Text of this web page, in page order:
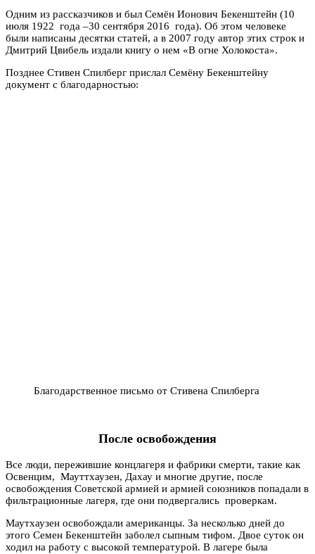
Одним из рассказчиков и был Семён Ионович Бекенштейн (10
июля 1922 года –30 сентября 2016 года). Об этом человеке
были написаны десятки статей, а в 2007 году автор этих строк и
Дмитрий Цвибель издали книгу о нем «В огне Холокоста».
Позднее Стивен Спилберг прислал Семёну Бекенштейну
документ с благодарностью:
Благодарственное письмо от Стивена Спилберга
После освобождения
Все люди, пережившие концлагеря и фабрики смерти, такие как
Освенцим, Мауттхаузен, Дахау и многие другие, после
освобождения Советской армией и армией союзников попадали в
фильтрационные лагеря, где они подвергались проверкам.
Маутхаузен освобождали американцы. За несколько дней до
этого Семен Бекенштейн заболел сыпным тифом. Двое суток он
ходил на работу с высокой температурой. В лагере была